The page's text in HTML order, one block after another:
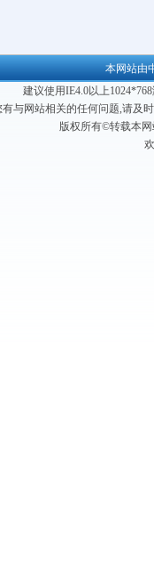
本网站由
建议使用IE4.0以上
有与网站相关的任何问题,请及
版权所有©转载本